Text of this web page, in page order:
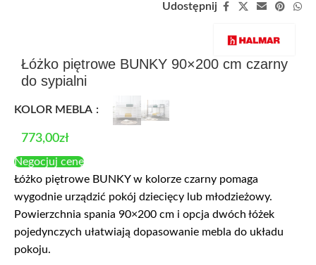
Udostępnij
Łóżko piętrowe BUNKY 90×200 cm czarny
do sypialni
KOLOR MEBLA
773,00zł
Negocjuj cenę
Łóżko piętrowe BUNKY w kolorze czarny pomaga
wygodnie urządzić pokój dziecięcy lub młodzieżowy.
Powierzchnia spania 90×200 cm i opcja dwóch łóżek
pojedynczych ułatwiają dopasowanie mebla do układu
pokoju.